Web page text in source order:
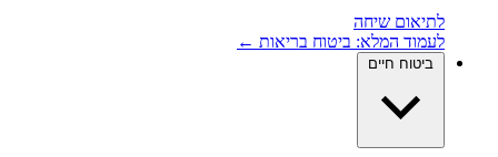
לתיאום שיחה
לעמוד המלא: ביטוח בריאות ←
ביטוח חיים